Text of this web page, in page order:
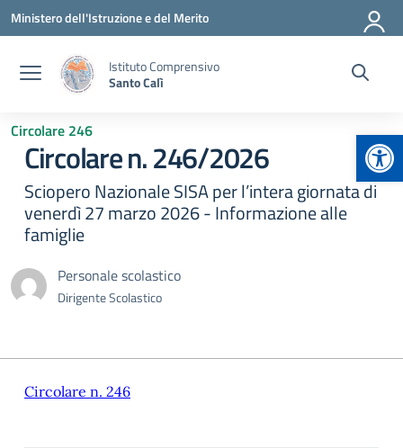
Vai ai contenuti
Vai al menu di navigazione
Vai al footer
Ministero dell'Istruzione e del Merito
Istituto Comprensivo
Santo Calì
Circolare 246
Circolare n. 246/2026
Sciopero Nazionale SISA per l’intera giornata di
venerdì 27 marzo 2026 - Informazione alle
famiglie
Personale scolastico
Dirigente Scolastico
Circolare n. 246